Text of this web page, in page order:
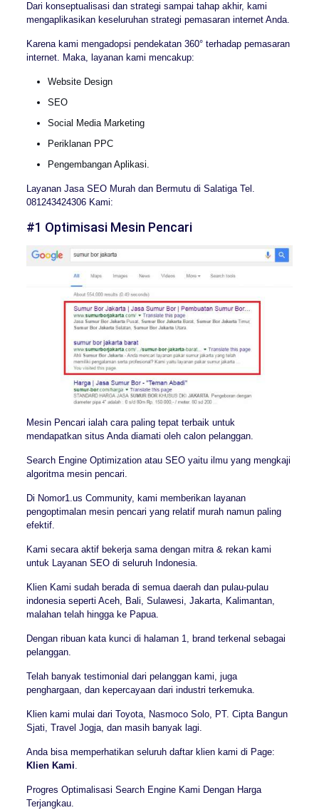
Dari konseptualisasi dan strategi sampai tahap akhir, kami
mengaplikasikan keseluruhan strategi pemasaran internet Anda.
Karena kami mengadopsi pendekatan 360° terhadap pemasaran
internet. Maka, layanan kami mencakup:
Website Design
SEO
Social Media Marketing
Periklanan PPC
Pengembangan Aplikasi.
Layanan Jasa SEO Murah dan Bermutu di Salatiga Tel.
081243424306 Kami:
#1 Optimisasi Mesin Pencari
Mesin Pencari ialah cara paling tepat terbaik untuk
mendapatkan situs Anda diamati oleh calon pelanggan.
Search Engine Optimization atau SEO yaitu ilmu yang mengkaji
algoritma mesin pencari.
Di Nomor1.us Community, kami memberikan layanan
pengoptimalan mesin pencari yang relatif murah namun paling
efektif.
Kami secara aktif bekerja sama dengan mitra & rekan kami
untuk Layanan SEO di seluruh Indonesia.
Klien Kami sudah berada di semua daerah dan pulau-pulau
indonesia seperti Aceh, Bali, Sulawesi, Jakarta, Kalimantan,
malahan telah hingga ke Papua.
Dengan ribuan kata kunci di halaman 1, brand terkenal sebagai
pelanggan.
Telah banyak testimonial dari pelanggan kami, juga
penghargaan, dan kepercayaan dari industri terkemuka.
Klien kami mulai dari Toyota, Nasmoco Solo, PT. Cipta Bangun
Sjati, Travel Jogja, dan masih banyak lagi.
Anda bisa memperhatikan seluruh daftar klien kami di Page:
Klien Kami
Progres Optimalisasi Search Engine Kami Dengan Harga
Terjangkau.